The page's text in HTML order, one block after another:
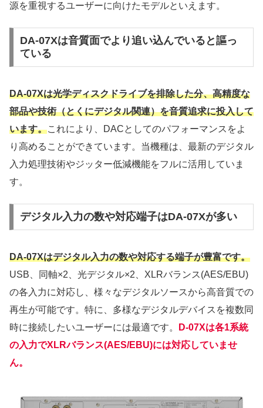
源を重視するユーザーに向けたモデルといえます。
DA-07Xは音質面でより追い込んでいると謳っ
ている
DA-07Xは光学ディスクドライブを排除した分、高精度な
部品や技術（とくにデジタル関連）を音質追求に投入して
います。これにより、DACとしてのパフォーマンスをよ
り高めることができています。当機種は、最新のデジタル
入力処理技術やジッター低減機能をフルに活用していま
す。
デジタル入力の数や対応端子はDA-07Xが多い
DA-07Xはデジタル入力の数や対応する端子が豊富です。
USB、同軸×2、光デジタル×2、XLRバランス(AES/EBU)
の各入力に対応し、様々なデジタルソースから高音質での
再生が可能です。特に、多様なデジタルデバイスを複数同
時に接続したいユーザーには最適です。
D-07Xは各1系統
の入力でXLRバランス(AES/EBU)には対応していませ
ん。